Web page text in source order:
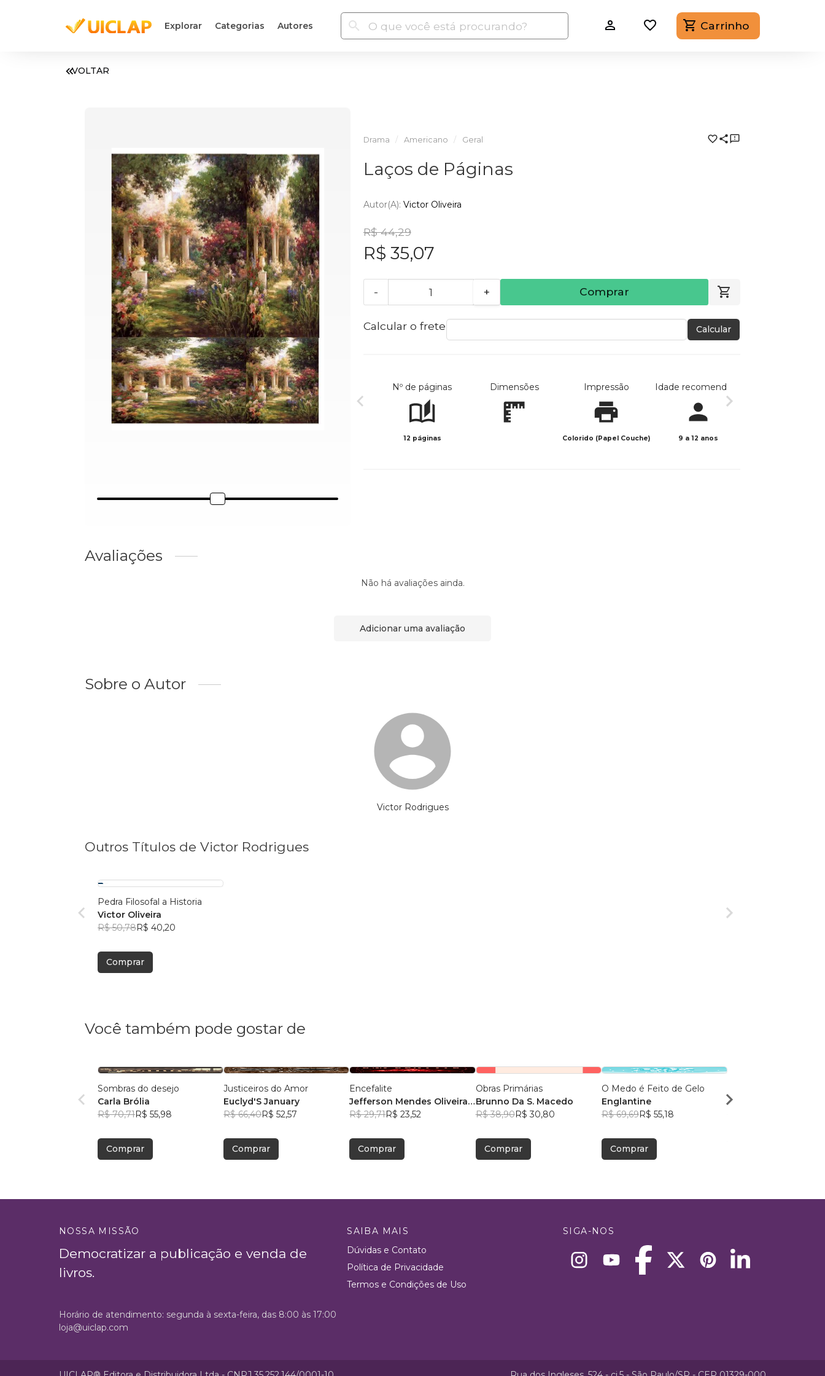
Explorar Categorias Autores Carrinho
VOLTAR
Drama Americano Geral
Laços de Páginas
Autor(a): Victor Oliveira
R$ 44,29
R$ 35,07
- + Comprar
Calcular o frete Calcular
Nº de páginas
12 páginas
Dimensões Impressão
Colorido (Papel Couche)
Idade recomendada
9 a 12 anos
Avaliações
Não há avaliações ainda.
Adicionar uma avaliação
Sobre o Autor
Victor Rodrigues
Outros Títulos de Victor Rodrigues
Pedra Filosofal a Historia
Victor Oliveira
R$ 50,78R$ 40,20
Comprar
Você também pode gostar de
Sombras do desejo
Carla Brólia
R$ 70,71R$ 55,98
Comprar
Justiceiros do Amor
Euclyd'S January
R$ 66,40R$ 52,57
Comprar
Encefalite
Jefferson Mendes Oliveira
Silva
R$ 29,71R$ 23,52
Comprar
Obras Primárias
Brunno Da S. Macedo
R$ 38,90R$ 30,80
Comprar
O Medo é Feito de Gelo
Englantine
R$ 69,69R$ 55,18
Comprar
Isaque Oliveira
NOSSA MISSÃO
Democratizar a publicação e venda de
livros.
SAIBA MAIS
Dúvidas e Contato
Política de Privacidade
Termos e Condições de Uso
SIGA-NOS
Horário de atendimento: segunda à sexta-feira, das 8:00 às 17:00
loja@uiclap.com